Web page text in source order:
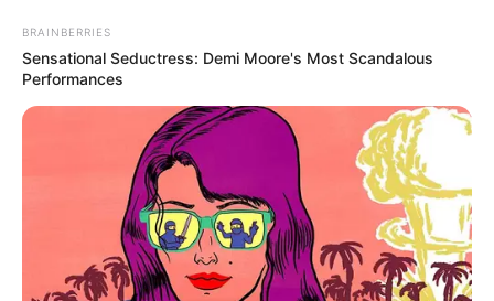
HOME
BRAINBERRIES
Sensational Seductress: Demi Moore's Most Scandalous
Performances